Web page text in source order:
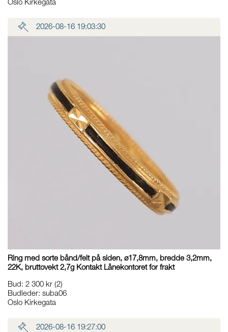
Oslo Kirkegata
2026-08-16 19:03:30
Ring med sorte bånd/felt på siden, ø17,8mm, bredde 3,2mm,
22K, bruttovekt 2,7g Kontakt Lånekontoret for frakt
Bud: 2 300 kr (2)
Budleder: suba06
Oslo Kirkegata
2026-08-16 19:27:00